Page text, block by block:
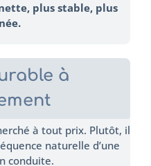
plus stable, plus
à
à tout prix. Plutôt, il
naturelle d’une
conduite.